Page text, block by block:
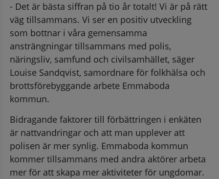
- Det är bästa siffran på tio år totalt! Vi är på rätt
väg tillsammans. Vi ser en positiv utveckling
som bottnar i våra gemensamma
ansträngningar tillsammans med polis,
näringsliv, samfund och civilsamhället, säger
Louise Sandqvist, samordnare för folkhälsa och
brottsförebyggande arbete Emmaboda
kommun.
Bidragande faktorer till förbättringen i enkäten
är nattvandringar och att man upplever att
polisen är mer synlig. Emmaboda kommun
kommer tillsammans med andra aktörer arbeta
mer för att skapa mer aktiviteter för ungdomar.